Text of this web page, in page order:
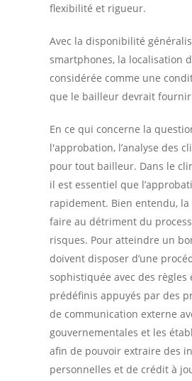
flexibilité et rigueur.
Avec la disponibilité
smartphones, la localisation
considérée comme une
que le bailleur devrait fournir
En ce qui concerne la
l'approbation, l’analyse des
pour tout bailleur. Dans le
il est essentiel que
rapidement. Bien entendu,
faire au détriment du
risques. Pour atteindre un
doivent disposer d’une
sophistiquée avec des règles
prédéfinis appuyés par des
de communication externe
gouvernementales et les
afin de pouvoir extraire des
personnelles et de crédit à